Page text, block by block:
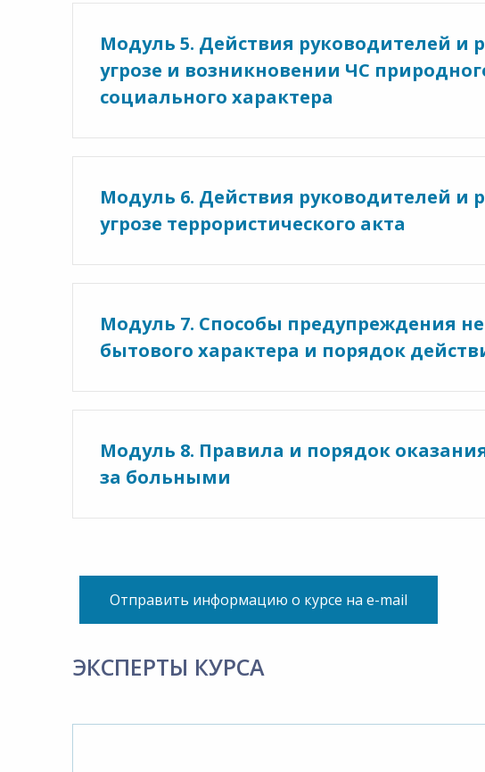
Модуль 5. Действия руководителей и
угрозе и возникновении ЧС
социального характера
Модуль 6. Действия руководителей и
угрозе террористического акта
Модуль 7. Способы предупреждения
бытового характера и порядок
Модуль 8. Правила и порядок
за больными
Отправить информацию о курсе на e-mail
ЭКСПЕРТЫ КУРСА